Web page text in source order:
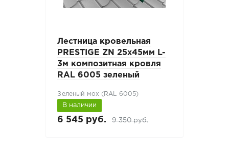
Лестница кровельная
PRESTIGE ZN 25x45мм L-
3м композитная кровля
RAL 6005 зеленый
Зеленый мох (RAL 6005)
В наличии
6 545 руб. 9 350 руб.